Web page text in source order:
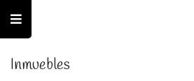
Inmuebles